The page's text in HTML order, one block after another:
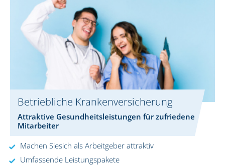
Betriebliche Krankenversicherung
Attraktive Gesundheitsleistungen für zufriedene
Mitarbeiter
Machen Siesich als Arbeitgeber attraktiv
Umfassende Leistungspakete